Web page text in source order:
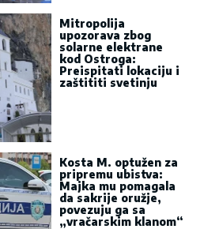
Mitropolija
upozorava zbog
solarne elektrane
kod Ostroga:
Preispitati lokaciju i
zaštititi svetinju
Kosta M. optužen za
pripremu ubistva:
Majka mu pomagala
da sakrije oružje,
povezuju ga sa
„vračarskim klanom“